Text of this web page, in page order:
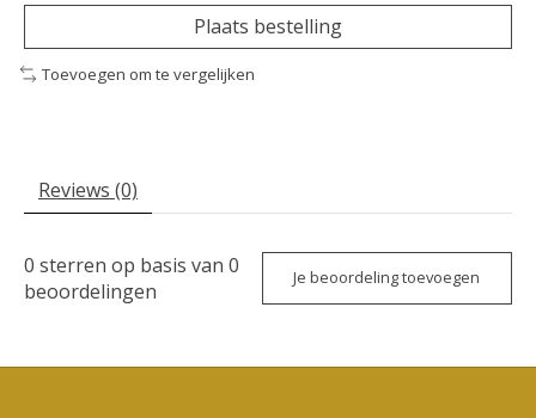
Plaats bestelling
Toevoegen om te vergelijken
Reviews (0)
0 sterren op basis van 0
beoordelingen
Je beoordeling toevoegen